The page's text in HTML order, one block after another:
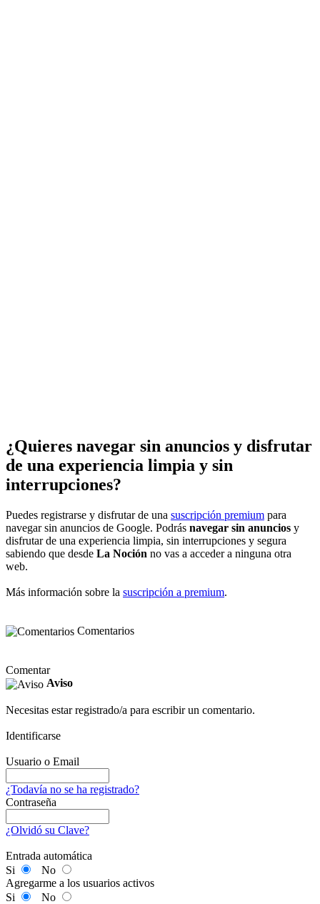
¿Quieres navegar sin anuncios y disfrutar
de una experiencia limpia y sin
interrupciones?
Puedes registrarse y disfrutar de una suscripción premium para
navegar sin anuncios de Google. Podrás navegar sin anuncios y
disfrutar de una experiencia limpia, sin interrupciones y segura
sabiendo que desde La Noción no vas a acceder a ninguna otra
web.
Más información sobre la suscripción a premium.
Comentarios
Comentar
Aviso
Necesitas estar registrado/a para escribir un comentario.
Identificarse
Usuario o Email
¿Todavía no se ha registrado?
Contraseña
¿Olvidó su Clave?
Entrada automática
Si
No
Agregarme a los usuarios activos
Si
No